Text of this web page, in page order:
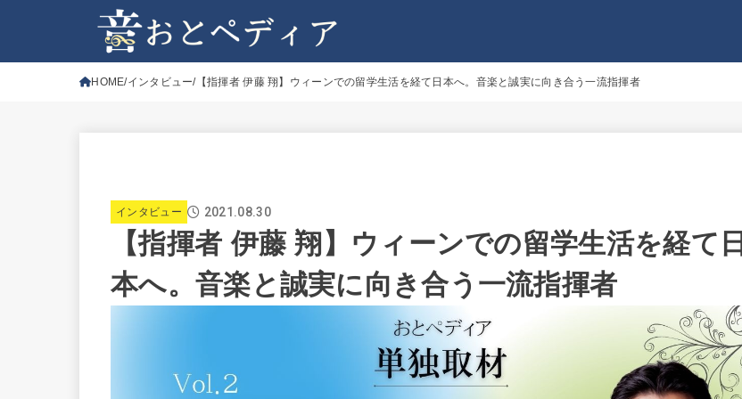
HOME インタビュー 【指揮者 伊藤 翔】ウィーンでの留学生活を経て日本へ。音楽と誠実に向き合う一流指揮者
インタビュー 2021.08.30
【指揮者 伊藤 翔】ウィーンでの留学生活を経て日
本へ。音楽と誠実に向き合う一流指揮者